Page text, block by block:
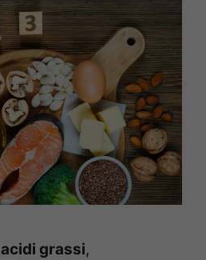
acidi grassi,